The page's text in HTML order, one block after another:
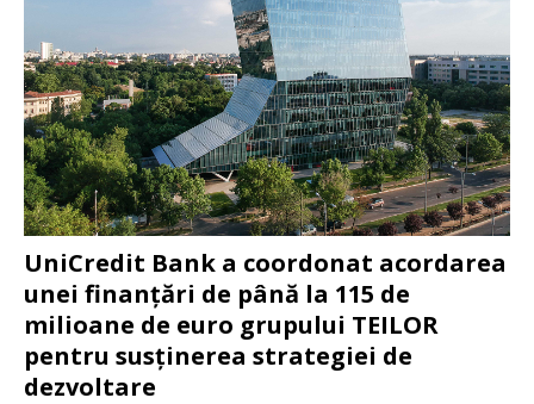
UniCredit Bank a coordonat acordarea
unei finanțări de până la 115 de
milioane de euro grupului TEILOR
pentru susținerea strategiei de
dezvoltare